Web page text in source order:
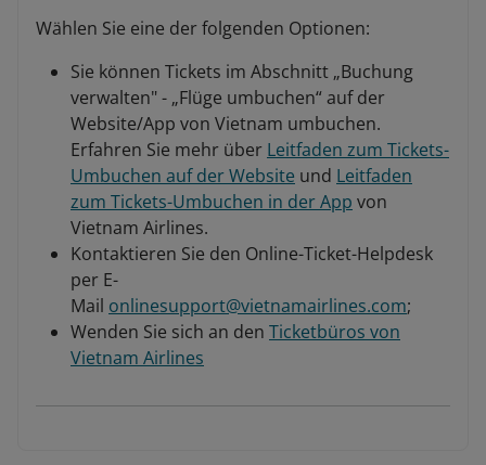
Wählen Sie eine der folgenden Optionen:
Sie können Tickets im Abschnitt „Buchung
verwalten" - „Flüge umbuchen“ auf der
Website/App von Vietnam umbuchen.
Erfahren Sie mehr über Leitfaden zum Tickets-
Umbuchen auf der Website und Leitfaden
zum Tickets-Umbuchen in der App von
Vietnam Airlines.
Kontaktieren Sie den Online-Ticket-Helpdesk
per E-
Mail onlinesupport@vietnamairlines.com;
Wenden Sie sich an den Ticketbüros von
Vietnam Airlines